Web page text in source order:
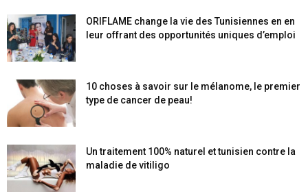
ORIFLAME change la vie des Tunisiennes en en
leur offrant des opportunités uniques d’emploi
10 choses à savoir sur le mélanome, le premier
type de cancer de peau!
Un traitement 100% naturel et tunisien contre la
maladie de vitiligo